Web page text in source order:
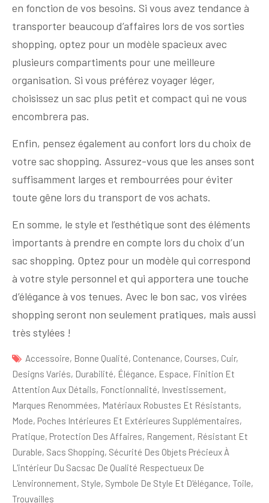
en fonction de vos besoins. Si vous avez tendance à
transporter beaucoup d’affaires lors de vos sorties
shopping, optez pour un modèle spacieux avec
plusieurs compartiments pour une meilleure
organisation. Si vous préférez voyager léger,
choisissez un sac plus petit et compact qui ne vous
encombrera pas.
Enfin, pensez également au confort lors du choix de
votre sac shopping. Assurez-vous que les anses sont
suffisamment larges et rembourrées pour éviter
toute gêne lors du transport de vos achats.
En somme, le style et l’esthétique sont des éléments
importants à prendre en compte lors du choix d’un
sac shopping. Optez pour un modèle qui correspond
à votre style personnel et qui apportera une touche
d’élégance à vos tenues. Avec le bon sac, vos virées
shopping seront non seulement pratiques, mais aussi
très stylées !
Accessoire, Bonne Qualité, Contenance, Courses, Cuir,
Designs Variés, Durabilité, Élégance, Espace, Finition Et
Attention Aux Détails, Fonctionnalité, Investissement,
Marques Renommées, Matériaux Robustes Et Résistants,
Mode, Poches Intérieures Et Extérieures Supplémentaires,
Pratique, Protection Des Affaires, Rangement, Résistant Et
Durable, Sacs Shopping, Sécurité Des Objets Précieux À
L'intérieur Du Sacsac De Qualité Respectueux De
L'environnement, Style, Symbole De Style Et D'élégance, Toile,
Trouvailles